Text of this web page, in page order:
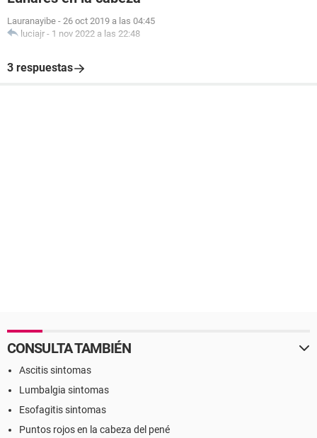
Lauranayibe - 26 oct 2019 a las 04:45
luciajr - 1 nov 2022 a las 22:48
3 respuestas
CONSULTA TAMBIÉN
Ascitis sintomas
Lumbalgia sintomas
Esofagitis sintomas
Puntos rojos en la cabeza del pené